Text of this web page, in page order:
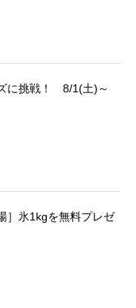
に挑戦！ 8/1(土)～
］氷1kgを無料プレゼ